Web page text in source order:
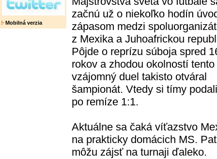
Mobilná verzia
začnú už o niekoľko hodín
zápasom medzi
z Mexika a Juhoafrickou
Pôjde o reprízu súboja spred
rokov a zhodou okolností tento
vzájomný duel takisto otváral
šampionát. Vtedy si tímy
po remíze 1:1.
Aktuálne sa čaká víťazstvo
na prakticky domácich MS.
môžu zájsť na turnaji ďaleko.